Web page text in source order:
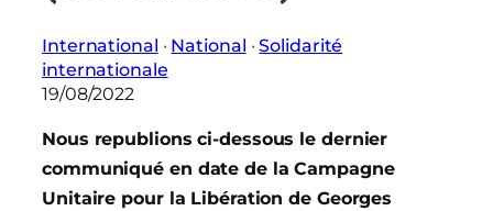
International · National · Solidarité
internationale
19/08/2022
Nous republions ci-dessous le dernier
communiqué en date de la Campagne
Unitaire pour la Libération de Georges